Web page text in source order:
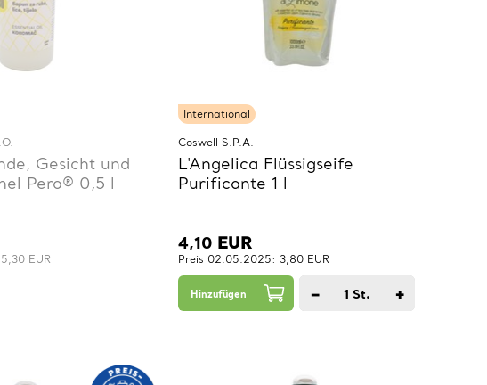
Gesicht und
Pero® 0,5 l
EUR
International
Coswell S.P.A.
L'Angelica Flüssigseife
Purificante 1 l
4,10 EUR
Preis 02.05.2025: 3,80 EUR
Hinzufügen − 1 St. +